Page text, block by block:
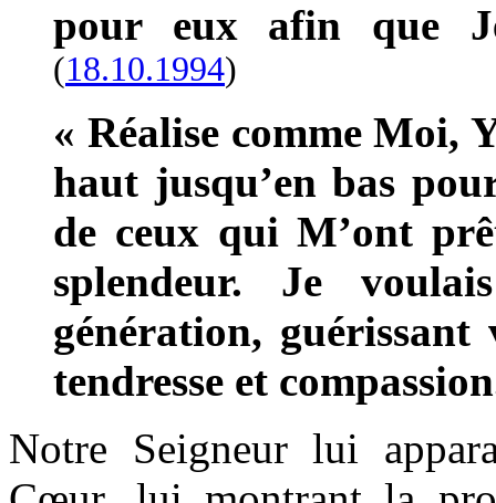
pour eux afin que
(18.10.1994)
« Réalise comme Moi,
haut jusqu’en bas
de ceux qui M’ont
splendeur. Je
génération,
tendresse et
Notre Seigneur lui